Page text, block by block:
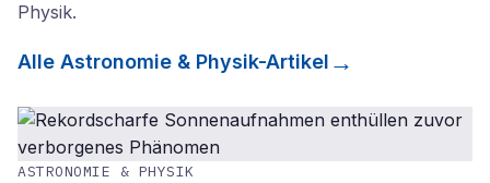
Physik.
Alle Astronomie & Physik-Artikel
ASTRONOMIE & PHYSIK